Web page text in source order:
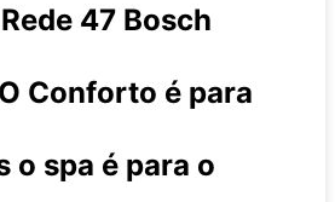
47 Bosch
Conforto é para
o spa é para o